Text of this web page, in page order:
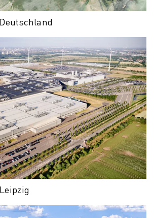
Deutschland
Leipzig